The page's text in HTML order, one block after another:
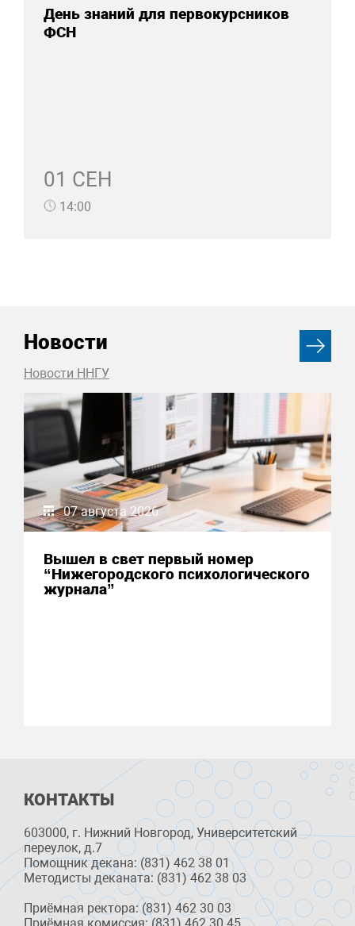
День знаний для первокурсников
ФСН
01 СЕН
14:00
Новости
Новости ННГУ
07 августа 2026
Вышел в свет первый номер
“Нижегородского психологического
журнала”
КОНТАКТЫ
603000, г. Нижний Новгород, Университетский
переулок, д.7
Помощник декана: (831) 462 38 01
Методисты деканата: (831) 462 38 03
Приёмная ректора: (831) 462 30 03